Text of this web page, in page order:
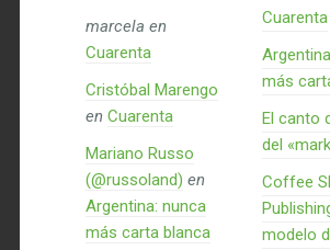
marcela en
Cuarenta
Cristóbal Marengo
en Cuarenta
Mariano Russo
(@russoland) en
Argentina: nunca
más carta blanca
Cuarenta
más
El canto
del
Coffee
modelo